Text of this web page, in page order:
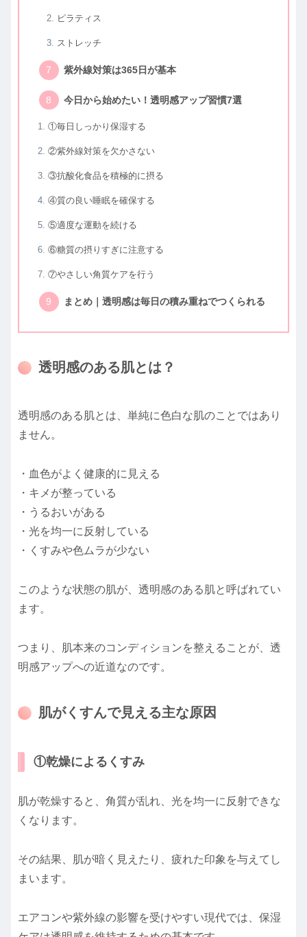
ピラティス
ストレッチ
紫外線対策は365日が基本
今日から始めたい！透明感アップ習慣7選
①毎日しっかり保湿する
②紫外線対策を欠かさない
③抗酸化食品を積極的に摂る
④質の良い睡眠を確保する
⑤適度な運動を続ける
⑥糖質の摂りすぎに注意する
⑦やさしい角質ケアを行う
まとめ｜透明感は毎日の積み重ねでつくられる
透明感のある肌とは？
透明感のある肌とは、単純に色白な肌のことではあり
ません。
・血色がよく健康的に見える
・キメが整っている
・うるおいがある
・光を均一に反射している
・くすみや色ムラが少ない
このような状態の肌が、透明感のある肌と呼ばれてい
ます。
つまり、肌本来のコンディションを整えることが、透
明感アップへの近道なのです。
肌がくすんで見える主な原因
①乾燥によるくすみ
肌が乾燥すると、角質が乱れ、光を均一に反射できな
くなります。
その結果、肌が暗く見えたり、疲れた印象を与えてし
まいます。
エアコンや紫外線の影響を受けやすい現代では、保湿